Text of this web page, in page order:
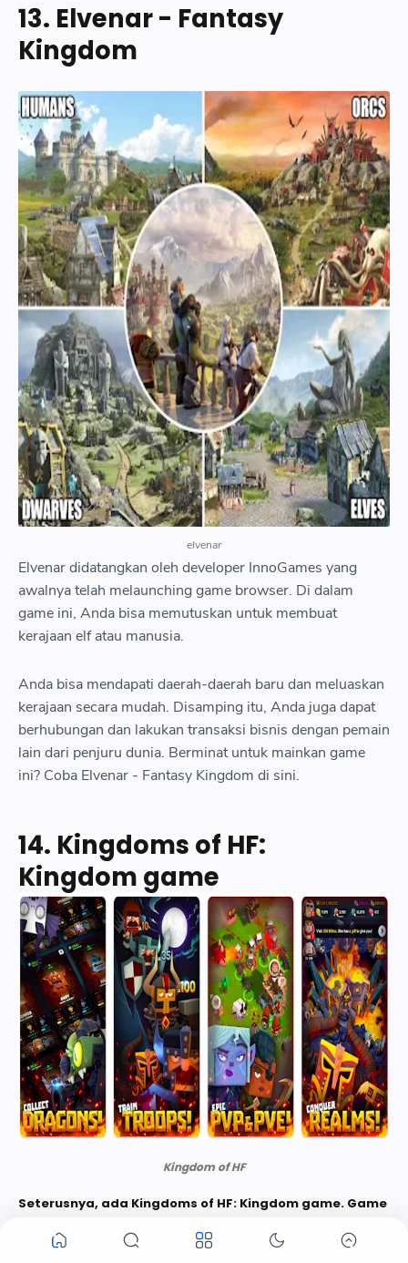
13. Elvenar - Fantasy
Kingdom
elvenar
Elvenar didatangkan oleh developer InnoGames yang
awalnya telah melaunching game browser. Di dalam
game ini, Anda bisa memutuskan untuk membuat
kerajaan elf atau manusia.
Anda bisa mendapati daerah-daerah baru dan meluaskan
kerajaan secara mudah. Disamping itu, Anda juga dapat
berhubungan dan lakukan transaksi bisnis dengan pemain
lain dari penjuru dunia. Berminat untuk mainkan game
ini? Coba Elvenar - Fantasy Kingdom di sini.
14. Kingdoms of HF:
Kingdom game
Kingdom of HF
Seterusnya, ada Kingdoms of HF: Kingdom game. Game
ini berisi pertarungan real-time yang